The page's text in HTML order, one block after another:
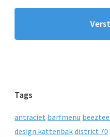
Tags
antraciet barfmenu
design kattenbak district 70